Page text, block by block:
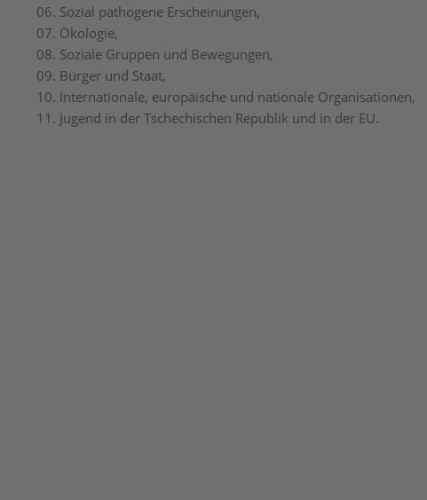
06. Sozial pathogene Erscheinungen,
07. Ökologie,
08. Soziale Gruppen und Bewegungen,
09. Bürger und Staat,
10. Internationale, europäische und nationale Organisationen,
11. Jugend in der Tschechischen Republik und in der EU.